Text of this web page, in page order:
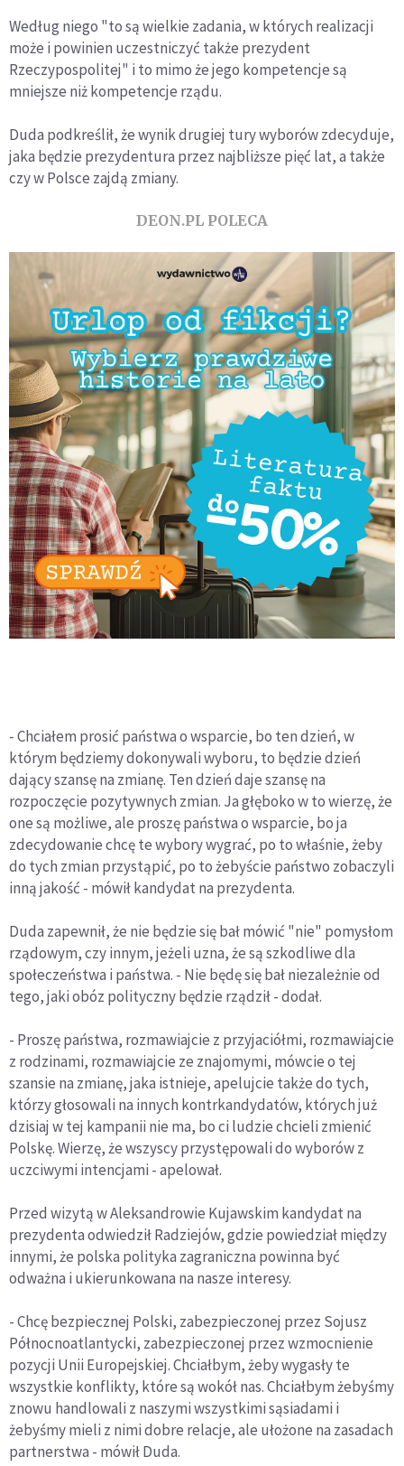
Według niego "to są wielkie zadania, w których realizacji
może i powinien uczestniczyć także prezydent
Rzeczypospolitej" i to mimo że jego kompetencje są
mniejsze niż kompetencje rządu.
Duda podkreślił, że wynik drugiej tury wyborów zdecyduje,
jaka będzie prezydentura przez najbliższe pięć lat, a także
czy w Polsce zajdą zmiany.
DEON.PL POLECA
- Chciałem prosić państwa o wsparcie, bo ten dzień, w
którym będziemy dokonywali wyboru, to będzie dzień
dający szansę na zmianę. Ten dzień daje szansę na
rozpoczęcie pozytywnych zmian. Ja głęboko w to wierzę, że
one są możliwe, ale proszę państwa o wsparcie, bo ja
zdecydowanie chcę te wybory wygrać, po to właśnie, żeby
do tych zmian przystąpić, po to żebyście państwo zobaczyli
inną jakość - mówił kandydat na prezydenta.
Duda zapewnił, że nie będzie się bał mówić "nie" pomysłom
rządowym, czy innym, jeżeli uzna, że są szkodliwe dla
społeczeństwa i państwa. - Nie będę się bał niezależnie od
tego, jaki obóz polityczny będzie rządził - dodał.
- Proszę państwa, rozmawiajcie z przyjaciółmi, rozmawiajcie
z rodzinami, rozmawiajcie ze znajomymi, mówcie o tej
szansie na zmianę, jaka istnieje, apelujcie także do tych,
którzy głosowali na innych kontrkandydatów, których już
dzisiaj w tej kampanii nie ma, bo ci ludzie chcieli zmienić
Polskę. Wierzę, że wszyscy przystępowali do wyborów z
uczciwymi intencjami - apelował.
Przed wizytą w Aleksandrowie Kujawskim kandydat na
prezydenta odwiedził Radziejów, gdzie powiedział między
innymi, że polska polityka zagraniczna powinna być
odważna i ukierunkowana na nasze interesy.
- Chcę bezpiecznej Polski, zabezpieczonej przez Sojusz
Północnoatlantycki, zabezpieczonej przez wzmocnienie
pozycji Unii Europejskiej. Chciałbym, żeby wygasły te
wszystkie konflikty, które są wokół nas. Chciałbym żebyśmy
znowu handlowali z naszymi wszystkimi sąsiadami i
żebyśmy mieli z nimi dobre relacje, ale ułożone na zasadach
partnerstwa - mówił Duda.